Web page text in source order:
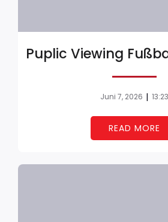
Puplic Viewing
Juni 7, 2026 | 13:23
READ MORE